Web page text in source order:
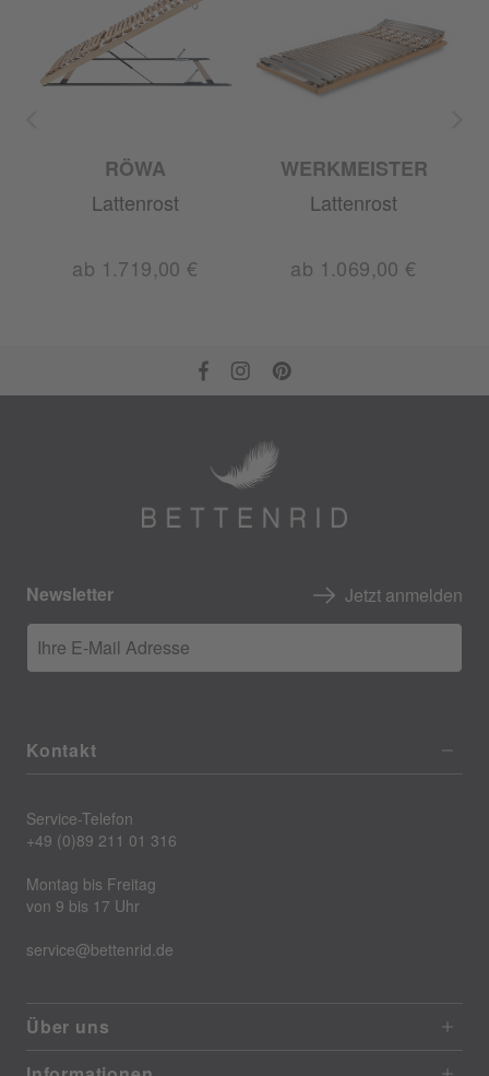
RÖWA
Lattenrost
ab 1.719,00 €
WERKMEISTER
Lattenrost
ab 1.069,00 €
Newsletter Jetzt anmelden
Ihre E-Mail Adresse
Kontakt
Service-Telefon
+49 (0)89 211 01 316
Montag bis Freitag
von 9 bis 17 Uhr
service@bettenrid.de
Über uns